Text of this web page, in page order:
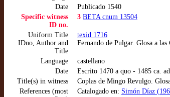
Date
Publicado 1540
Specific witness
ID no.
3 BETA cnum 13504
Uniform Title
IDno, Author and
Title
texid 1716
Fernando de Pulgar. Glosa a
Language
castellano
Date
Escrito 1470 a quo - 1485 ca.
Title(s) in witness
Coplas de Mingo Revulgo.
References (most
Catalogado en: Simón Díaz